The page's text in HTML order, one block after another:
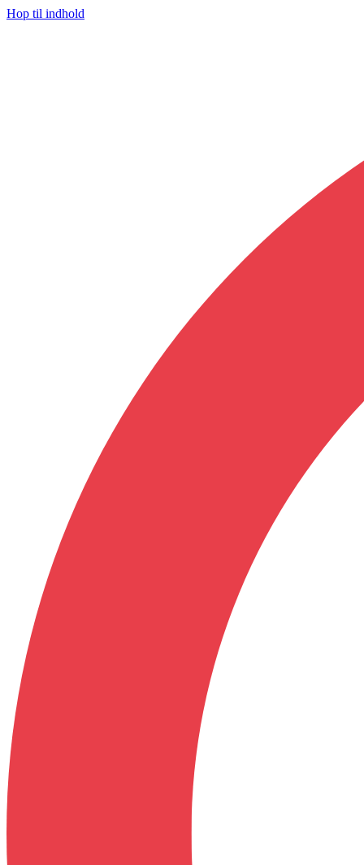
Hop til indhold